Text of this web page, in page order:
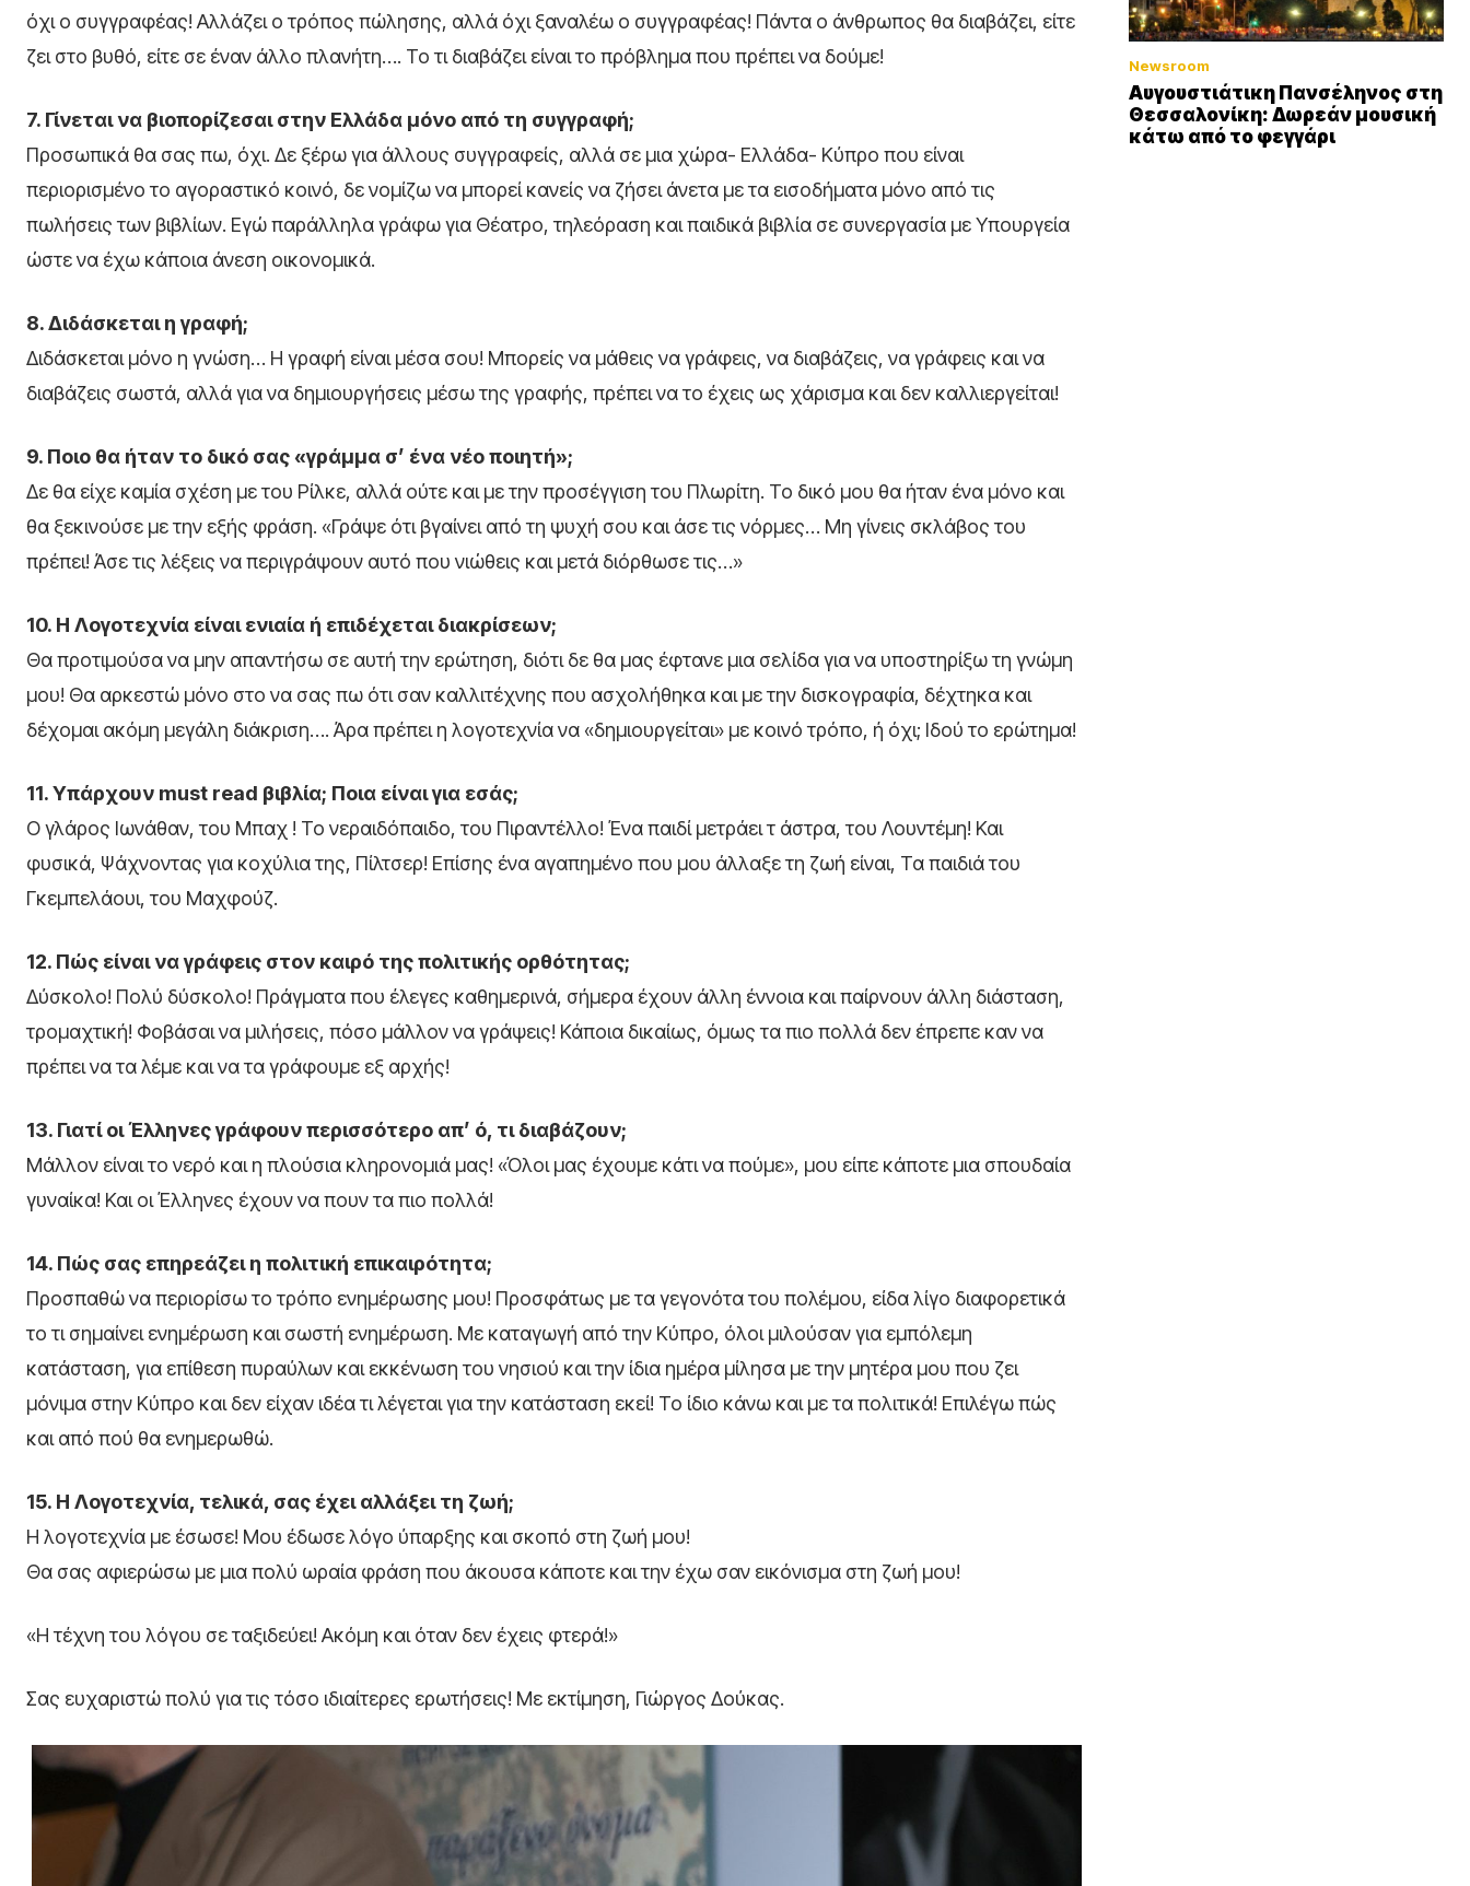
όχι ο συγγραφέας! Αλλάζει ο τρόπος πώλησης, αλλά όχι ξαναλέω ο συγγραφέας! Πάντα ο άνθρωπος θα διαβάζει, είτε
ζει στο βυθό, είτε σε έναν άλλο πλανήτη…. Το τι διαβάζει είναι το πρόβλημα που πρέπει να δούμε!
7. Γίνεται να βιοπορίζεσαι στην Ελλάδα μόνο από τη συγγραφή;
Προσωπικά θα σας πω, όχι. Δε ξέρω για άλλους συγγραφείς, αλλά σε μια χώρα- Ελλάδα- Κύπρο που είναι
περιορισμένο το αγοραστικό κοινό, δε νομίζω να μπορεί κανείς να ζήσει άνετα με τα εισοδήματα μόνο από τις
πωλήσεις των βιβλίων. Εγώ παράλληλα γράφω για Θέατρο, τηλεόραση και παιδικά βιβλία σε συνεργασία με Υπουργεία
ώστε να έχω κάποια άνεση οικονομικά.
8. Διδάσκεται η γραφή;
Διδάσκεται μόνο η γνώση… Η γραφή είναι μέσα σου! Μπορείς να μάθεις να γράφεις, να διαβάζεις, να γράφεις και να
διαβάζεις σωστά, αλλά για να δημιουργήσεις μέσω της γραφής, πρέπει να το έχεις ως χάρισμα και δεν καλλιεργείται!
9. Ποιο θα ήταν το δικό σας «γράμμα σ’ ένα νέο ποιητή»;
Δε θα είχε καμία σχέση με του Ρίλκε, αλλά ούτε και με την προσέγγιση του Πλωρίτη. Το δικό μου θα ήταν ένα μόνο και
θα ξεκινούσε με την εξής φράση. «Γράψε ότι βγαίνει από τη ψυχή σου και άσε τις νόρμες… Μη γίνεις σκλάβος του
πρέπει! Άσε τις λέξεις να περιγράψουν αυτό που νιώθεις και μετά διόρθωσε τις…»
10. Η Λογοτεχνία είναι ενιαία ή επιδέχεται διακρίσεων;
Θα προτιμούσα να μην απαντήσω σε αυτή την ερώτηση, διότι δε θα μας έφτανε μια σελίδα για να υποστηρίξω τη γνώμη
μου! Θα αρκεστώ μόνο στο να σας πω ότι σαν καλλιτέχνης που ασχολήθηκα και με την δισκογραφία, δέχτηκα και
δέχομαι ακόμη μεγάλη διάκριση…. Άρα πρέπει η λογοτεχνία να «δημιουργείται» με κοινό τρόπο, ή όχι; Ιδού το ερώτημα!
11. Υπάρχουν must read βιβλία; Ποια είναι για εσάς;
Ο γλάρος Ιωνάθαν, του Μπαχ ! Το νεραιδόπαιδο, του Πιραντέλλο! Ένα παιδί μετράει τ άστρα, του Λουντέμη! Και
φυσικά, Ψάχνοντας για κοχύλια της, Πίλτσερ! Επίσης ένα αγαπημένο που μου άλλαξε τη ζωή είναι, Τα παιδιά του
Γκεμπελάουι, του Μαχφούζ.
12. Πώς είναι να γράφεις στον καιρό της πολιτικής ορθότητας;
Δύσκολο! Πολύ δύσκολο! Πράγματα που έλεγες καθημερινά, σήμερα έχουν άλλη έννοια και παίρνουν άλλη διάσταση,
τρομαχτική! Φοβάσαι να μιλήσεις, πόσο μάλλον να γράψεις! Κάποια δικαίως, όμως τα πιο πολλά δεν έπρεπε καν να
πρέπει να τα λέμε και να τα γράφουμε εξ αρχής!
13. Γιατί οι Έλληνες γράφουν περισσότερο απ’ ό, τι διαβάζουν;
Μάλλον είναι το νερό και η πλούσια κληρονομιά μας! «Όλοι μας έχουμε κάτι να πούμε», μου είπε κάποτε μια σπουδαία
γυναίκα! Και οι Έλληνες έχουν να πουν τα πιο πολλά!
14. Πώς σας επηρεάζει η πολιτική επικαιρότητα;
Προσπαθώ να περιορίσω το τρόπο ενημέρωσης μου! Προσφάτως με τα γεγονότα του πολέμου, είδα λίγο διαφορετικά
το τι σημαίνει ενημέρωση και σωστή ενημέρωση. Με καταγωγή από την Κύπρο, όλοι μιλούσαν για εμπόλεμη
κατάσταση, για επίθεση πυραύλων και εκκένωση του νησιού και την ίδια ημέρα μίλησα με την μητέρα μου που ζει
μόνιμα στην Κύπρο και δεν είχαν ιδέα τι λέγεται για την κατάσταση εκεί! Το ίδιο κάνω και με τα πολιτικά! Επιλέγω πώς
και από πού θα ενημερωθώ.
15. Η Λογοτεχνία, τελικά, σας έχει αλλάξει τη ζωή;
Η λογοτεχνία με έσωσε! Μου έδωσε λόγο ύπαρξης και σκοπό στη ζωή μου!
Θα σας αφιερώσω με μια πολύ ωραία φράση που άκουσα κάποτε και την έχω σαν εικόνισμα στη ζωή μου!
«Η τέχνη του λόγου σε ταξιδεύει! Ακόμη και όταν δεν έχεις φτερά!»
Σας ευχαριστώ πολύ για τις τόσο ιδιαίτερες ερωτήσεις! Με εκτίμηση, Γιώργος Δούκας.
Newsroom
Αυγουστιάτικη Πανσέληνος στη
Θεσσαλονίκη: Δωρεάν μουσική
κάτω από το φεγγάρι